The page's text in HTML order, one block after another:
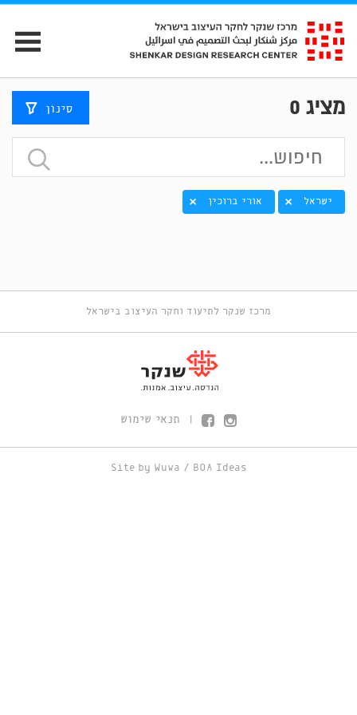
מציג 0 סינון
ישראל אורי ברוכין
מרכז שנקר לתיעוד וחקר העיצוב בישראל
תנאי שימוש
Site by Wuwa / BOA Ideas